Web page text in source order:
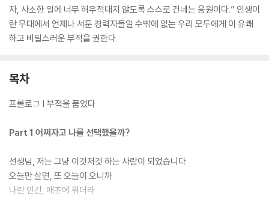
자, 사소한 일에 너무 허우적대지 않도록 스스로 건네는 응원이다.” 인생이
란 무대에서 언제나 서툰 경력자들일 수밖에 없는 우리 모두에게 이 유쾌
하고 비밀스러운 부적을 권한다.
목차
프롤로그 | 부적을 품었다
Part 1 어쩌자고 나를 선택했을까?
선생님, 저는 그냥 이것저것 하는 사람이 되었습니다
오늘만 살면, 또 오늘이 오니까
나란 인간, 애초에 뭐더라